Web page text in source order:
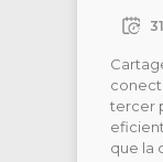
tercer
que la